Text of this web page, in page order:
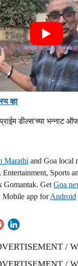
व्हा
डील्स'च्या भन्नाट
Marathi and Goa local
Entertainment, Sports
Gomantak. Get Goa
Mobile app forAndroid
/
/